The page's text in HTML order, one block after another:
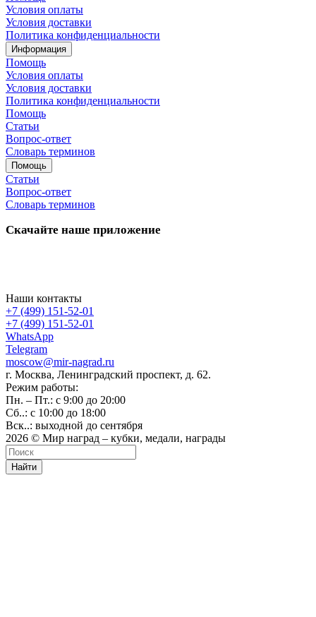
Условия оплаты
Условия доставки
Политика конфиденциальности
Информация
Помощь
Условия оплаты
Условия доставки
Политика конфиденциальности
Помощь
Статьи
Вопрос-ответ
Словарь терминов
Помощь
Статьи
Вопрос-ответ
Словарь терминов
Скачайте наше приложение
Наши контакты
+7 (499) 151-52-01
+7 (499) 151-52-01
WhatsApp
Telegram
moscow@mir-nagrad.ru
г. Москва, Ленинградский проспект, д. 62.
Режим работы:
Пн. – Пт.: с 9:00 до 20:00
Сб..: с 10:00 до 18:00
Вск..: выходной до сентября
2026 © Мир наград – кубки, медали, награды
Найти